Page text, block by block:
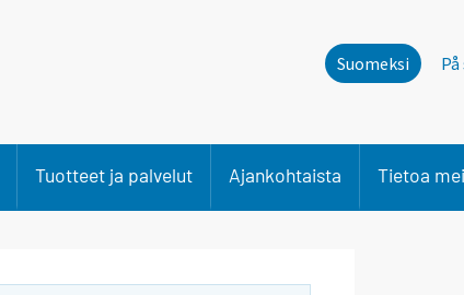
Suomeksi
Tuotteet ja palvelut Ajankohtaista Tietoa